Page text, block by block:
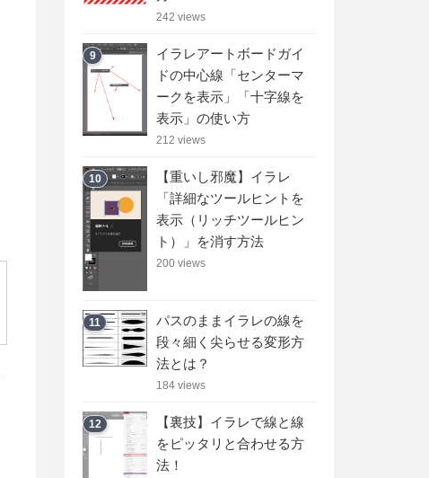
242 views
9
イラレアートボードガイ
ドの中心線「センターマ
ークを表示」「十字線を
表示」の使い方
212 views
10
【重いし邪魔】イラレ
「詳細なツールヒントを
表示（リッチツールヒン
ト）」を消す方法
200 views
11
パスのままイラレの線を
段々細く尖らせる変形方
法とは？
184 views
12
【裏技】イラレで線と線
をピッタリと合わせる方
法！